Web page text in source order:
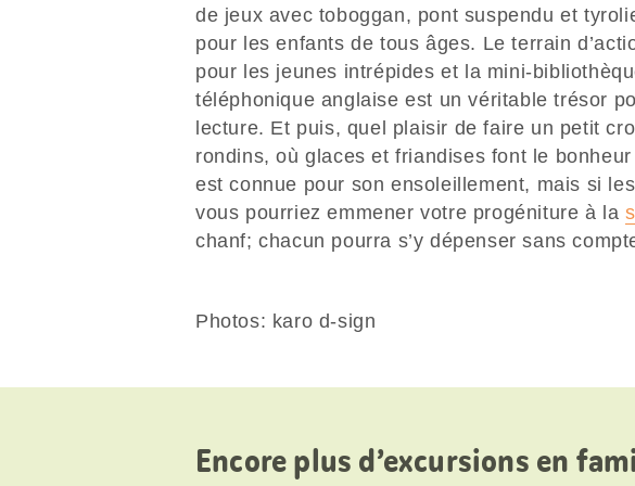
de jeux avec toboggan, pont suspendu et
pour les enfants de tous âges. Le terrain
pour les jeunes intrépides et la mini-
téléphonique anglaise est un véritable trésor
lecture. Et puis, quel plaisir de faire un petit
rondins, où glaces et friandises font le
est connue pour son ensoleillement, mais si
vous pourriez emmener votre progéniture à la
chanf; chacun pourra s’y dépenser sans
Photos: karo d-sign
Encore plus d’excursions en